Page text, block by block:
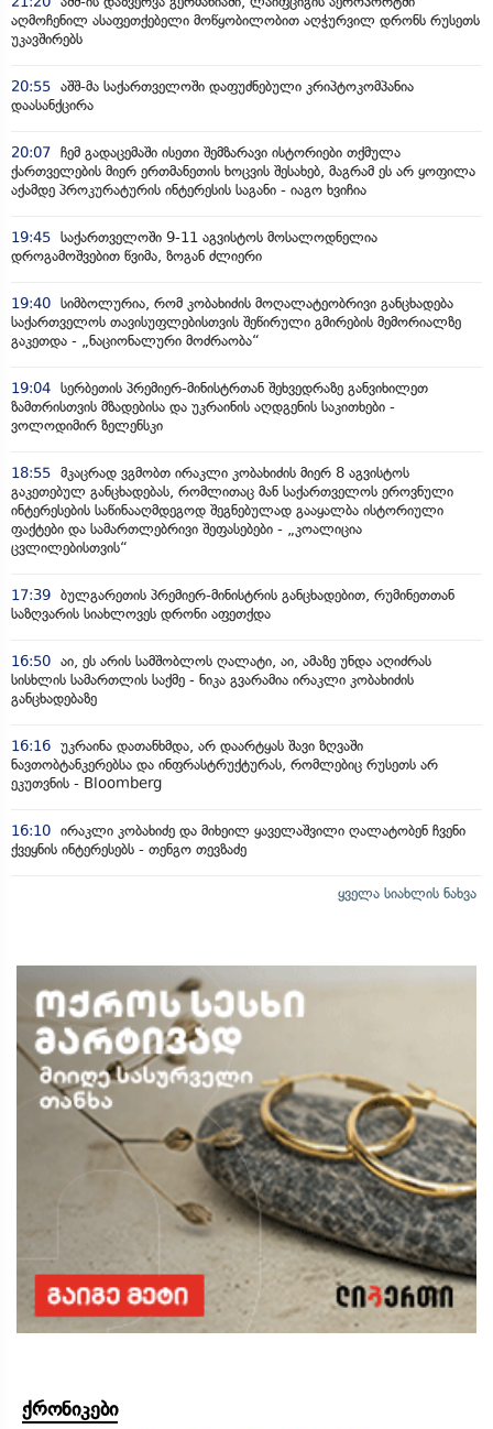
აღმოჩენილ ასაფეთქებელი მოწყობილობით აღჭურვილ დრონს რუსეთს
უკავშირებს
20:55 აშშ-მა საქართველოში დაფუძნებული კრიპტოკომპანია
დაასანქცირა
20:07 ჩემ გადაცემაში ისეთი შემზარავი ისტორიები თქმულა
ქართველების მიერ ერთმანეთის ხოცვის შესახებ, მაგრამ ეს არ ყოფილა
აქამდე პროკურატურის ინტერესის საგანი - იაგო ხვიჩია
19:45 საქართველოში 9-11 აგვისტოს მოსალოდნელია
დროგამოშვებით წვიმა, ზოგან ძლიერი
19:40 სიმბოლურია, რომ კობახიძის მოღალატეობრივი განცხადება
საქართველოს თავისუფლებისთვის შეწირული გმირების მემორიალზე
გაკეთდა - „ნაციონალური მოძრაობა“
19:04 სერბეთის პრემიერ-მინისტრთან შეხვედრაზე განვიხილეთ
ზამთრისთვის მზადებისა და უკრაინის აღდგენის საკითხები -
ვოლოდიმირ ზელენსკი
18:55 მკაცრად ვგმობთ ირაკლი კობახიძის მიერ 8 აგვისტოს
გაკეთებულ განცხადებას, რომლითაც მან საქართველოს ეროვნული
ინტერესების საწინააღმდეგოდ შეგნებულად გააყალბა ისტორიული
ფაქტები და სამართლებრივი შეფასებები - „კოალიცია
ცვლილებისთვის“
17:39 ბულგარეთის პრემიერ-მინისტრის განცხადებით, რუმინეთთან
საზღვარის სიახლოვეს დრონი აფეთქდა
16:50 აი, ეს არის სამშობლოს ღალატი, აი, ამაზე უნდა აღიძრას
სისხლის სამართლის საქმე - ნიკა გვარამია ირაკლი კობახიძის
განცხადებაზე
16:16 უკრაინა დათანხმდა, არ დაარტყას შავი ზღვაში
ნავთობტანკერებსა და ინფრასტრუქტურას, რომლებიც რუსეთს არ
ეკუთვნის - Bloomberg
16:10 ირაკლი კობახიძე და მიხეილ ყაველაშვილი ღალატობენ ჩვენი
ქვეყნის ინტერესებს - თენგო თევზაძე
ყველა სიახლის ნახვა
ქრონიკები